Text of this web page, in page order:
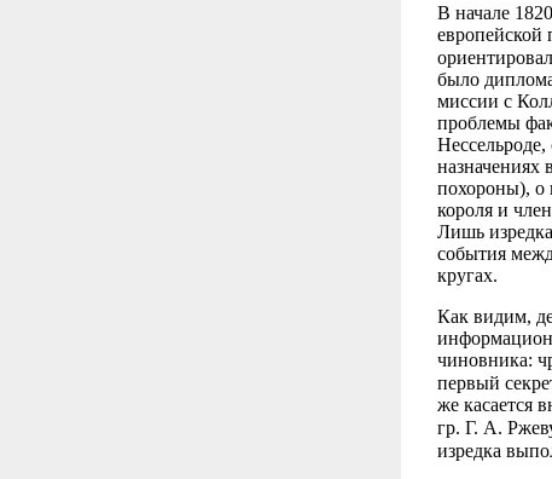
В начале
европейской
было
миссии с
проблемы
назначениях
похороны), о
короля и
Лишь
события
кругах.
Как видим,
чиновника:
первый
же касается
гр. Г. А.
изредка